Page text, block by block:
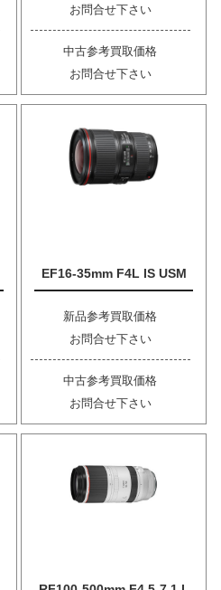
お問合せ下さい
中古参考買取価格
お問合せ下さい
EF16-35mm F4L IS USM
新品参考買取価格
お問合せ下さい
中古参考買取価格
お問合せ下さい